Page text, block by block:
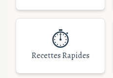
⏱️
Recettes Rapides